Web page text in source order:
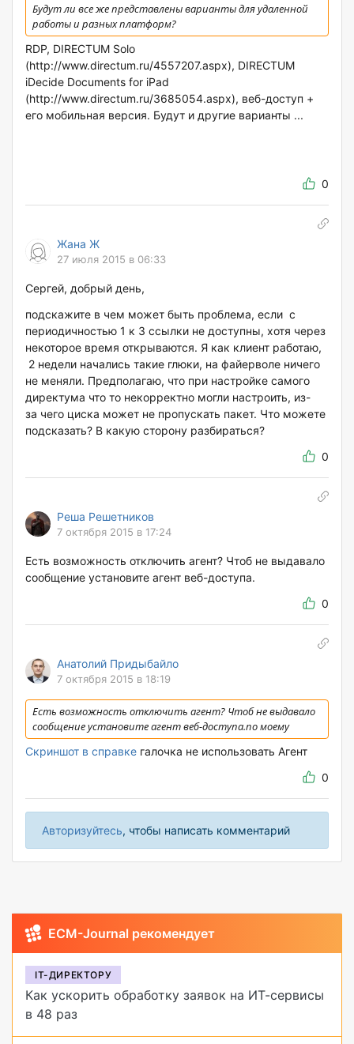
Будут ли все же представлены варианты для удаленной
работы и разных платформ?
RDP, DIRECTUM Solo
(http://www.directum.ru/4557207.aspx), DIRECTUM
iDecide Documents for iPad
(http://www.directum.ru/3685054.aspx), веб-доступ +
его мобильная версия. Будут и другие варианты ...
0
Жана Ж
27 июля 2015 в 06:33
Сергей, добрый день,
подскажите в чем может быть проблема, если с
периодичностью 1 к 3 ссылки не доступны, хотя через
некоторое время открываются. Я как клиент работаю,
2 недели начались такие глюки, на файерволе ничего
не меняли. Предполагаю, что при настройке самого
директума что то некорректно могли настроить, из-
за чего циска может не пропускать пакет. Что можете
подсказать? В какую сторону разбираться?
0
Реша Решетников
7 октября 2015 в 17:24
Есть возможность отключить агент? Чтоб не выдавало
сообщение установите агент веб-доступа.
0
Анатолий Придыбайло
7 октября 2015 в 18:19
Есть возможность отключить агент? Чтоб не выдавало
сообщение установите агент веб-доступа.по моему
Скриншот в справке галочка не использовать Агент
0
Авторизуйтесь, чтобы написать комментарий
ECM-Journal рекомендует
IT-ДИРЕКТОРУ
Как ускорить обработку заявок на ИТ-сервисы
в 48 раз